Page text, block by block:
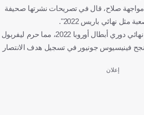
صلاح، قال في تصريحات نشرتها صحيفة
وتألق كورتوا بشكل كبير في نهائي دوري أبطال أوروبا 2022، مما حرم ليفربول
فينيسيوس جونيور في تسجيل هدف الانتصار
إعلان